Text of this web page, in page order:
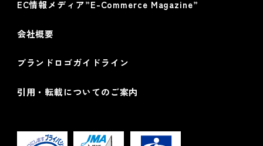
EC情報メディア”E-Commerce Magazine”
会社概要
ブランドロゴガイドライン
引用・転載についてのご案内